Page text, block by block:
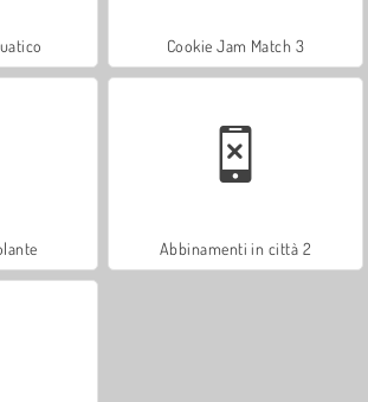
Cookie Jam Match 3
Abbinamenti in città 2